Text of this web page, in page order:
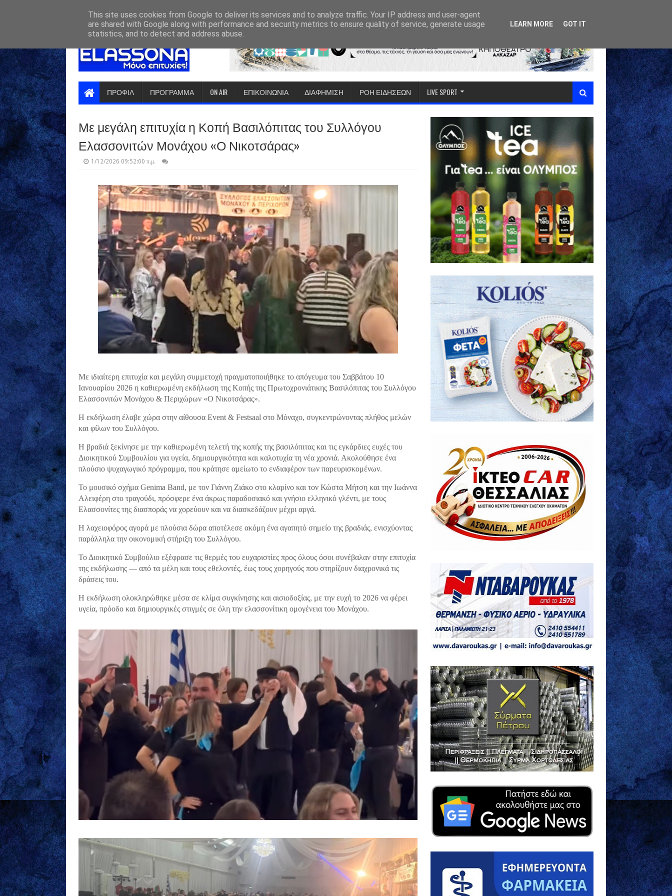
ΠΡΟΦΙΛ ΠΡΟΓΡΑΜΜΑ ON AIR ΕΠΙΚΟΙΝΩΝΙΑ ΔΙΑΦΗΜΙΣΗ ΡΟΗ ΕΙΔΗΣΕΩΝ LIVE SPORT
Με μεγάλη επιτυχία η Κοπή Βασιλόπιτας του Συλλόγου
Ελασσονιτών Μονάχου «Ο Νικοτσάρας»
1/12/2026 09:52:00 π.μ.
Με ιδιαίτερη επιτυχία και μεγάλη συμμετοχή πραγματοποιήθηκε το απόγευμα του Σαββάτου 10
Ιανουαρίου 2026 η καθιερωμένη εκδήλωση της Κοπής της Πρωτοχρονιάτικης Βασιλόπιτας του Συλλόγου
Ελασσονιτών Μονάχου & Περιχώρων «Ο Νικοτσάρας».
Η εκδήλωση έλαβε χώρα στην αίθουσα Event & Festsaal στο Μόναχο, συγκεντρώνοντας πλήθος μελών
και φίλων του Συλλόγου.
Η βραδιά ξεκίνησε με την καθιερωμένη τελετή της κοπής της βασιλόπιτας και τις εγκάρδιες ευχές του
Διοικητικού Συμβουλίου για υγεία, δημιουργικότητα και καλοτυχία τη νέα χρονιά. Ακολούθησε ένα
πλούσιο ψυχαγωγικό πρόγραμμα, που κράτησε αμείωτο το ενδιαφέρον των παρευρισκομένων.
Το μουσικό σχήμα Genima Band, με τον Γιάννη Ζιάκο στο κλαρίνο και τον Κώστα Μήτση και την Ιωάννα
Αλειφέρη στο τραγούδι, πρόσφερε ένα άκρως παραδοσιακό και γνήσιο ελληνικό γλέντι, με τους
Ελασσονίτες της διασποράς να χορεύουν και να διασκεδάζουν μέχρι αργά.
Η λαχειοφόρος αγορά με πλούσια δώρα αποτέλεσε ακόμη ένα αγαπητό σημείο της βραδιάς, ενισχύοντας
παράλληλα την οικονομική στήριξη του Συλλόγου.
Το Διοικητικό Συμβούλιο εξέφρασε τις θερμές του ευχαριστίες προς όλους όσοι συνέβαλαν στην επιτυχία
της εκδήλωσης — από τα μέλη και τους εθελοντές, έως τους χορηγούς που στηρίζουν διαχρονικά τις
δράσεις του.
Η εκδήλωση ολοκληρώθηκε μέσα σε κλίμα συγκίνησης και αισιοδοξίας, με την ευχή το 2026 να φέρει
υγεία, πρόοδο και δημιουργικές στιγμές σε όλη την ελασσονίτικη ομογένεια του Μονάχου.
This site uses cookies from Google to deliver its services and to analyze traffic. Your IP address and user-agent
are shared with Google along with performance and security metrics to ensure quality of service, generate usage
statistics, and to detect and address abuse.
LEARN MORE GOT IT